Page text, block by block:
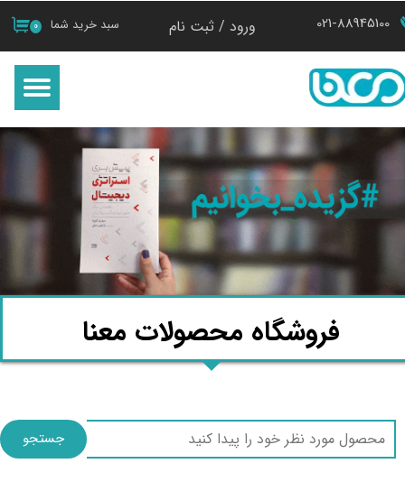
021-88945100 ۰ سبد خرید شما ورود / ثبت نام
تغییر گذر واژه
سفارشات
خروج از حساب کاربری
فروشگاه محصولات معنا
جستجو